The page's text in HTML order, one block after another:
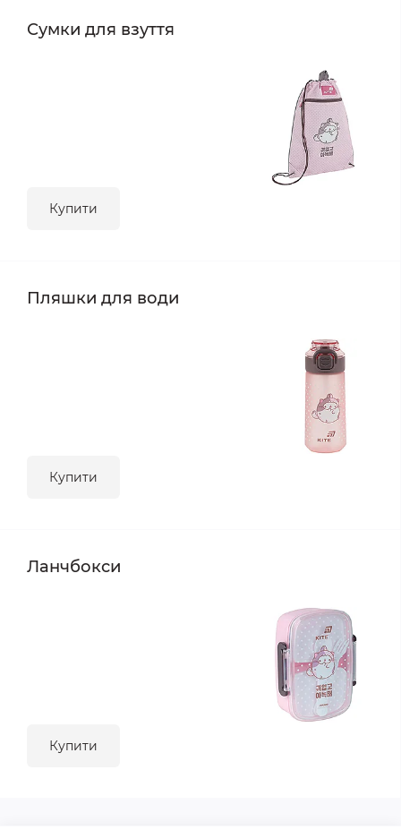
Сумки для взуття
Купити
Пляшки для води
Купити
Ланчбокси
Купити